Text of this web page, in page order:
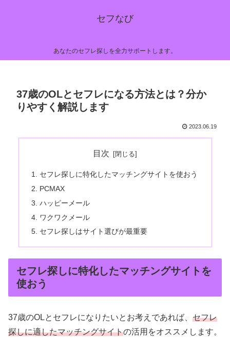
セフなび
あなたのセフレ探しを全力サポートします。
37歳のOLとセフレになる方法とは？分か
りやすく解説します
2023.06.19
目次
セフレ探しに特化したマッチングサイトを使おう
PCMAX
ハッピーメール
ワクワクメール
セフレ探しはサイト選びが最重要
セフレ探しに特化したマッチングサイトを
使おう
37歳のOLとセフレになりたいとお考えであれば、 セフレ
探しに適したマッチングサイトの活用をオススメします。